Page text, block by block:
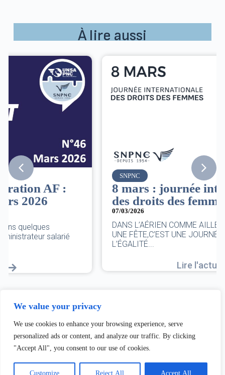
We value your privacy
We use cookies to enhance your browsing experience, serve
personalized ads or content, and analyze our traffic. By clicking
"Accept All", you consent to our use of cookies.
Customize Reject All Accept All
À lire aussi
SNPNC
8 mars : journée internationale
des droits des femmes
DANS L’AÉRIEN COMME AILLEURS, CE N’EST PAS
UNE FÊTE,C’EST UNE JOURNÉE DE LUTTE POUR